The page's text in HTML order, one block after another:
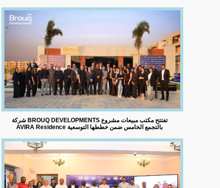
شركة BROUQ DEVELOPMENTS تفتتح مكتب مبيعات مشروع
AVIRA Residence بالتجمع الخامس ضمن خططها التوسعية